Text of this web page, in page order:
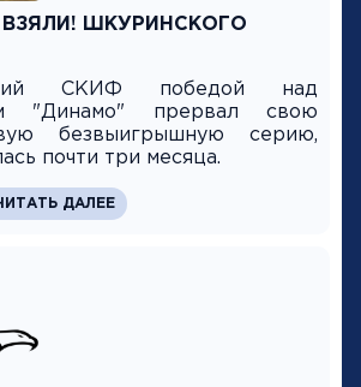
ШКУРИНСКОГО
СКИФ победой над
"Динамо" прервал свою
безвыигрышную серию,
почти три месяца.
ДАЛЕЕ